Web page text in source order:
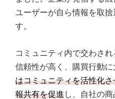
ユーザーが自ら情報を取
す。
コミュニティ内で交わさ
信頼性が高く、購買行動に
はコミュニティを活性化
報共有を促進し、自社の